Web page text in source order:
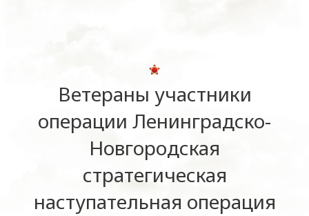
Ветераны участники
операции Ленинградско-
Новгородская
стратегическая
наступательная операция